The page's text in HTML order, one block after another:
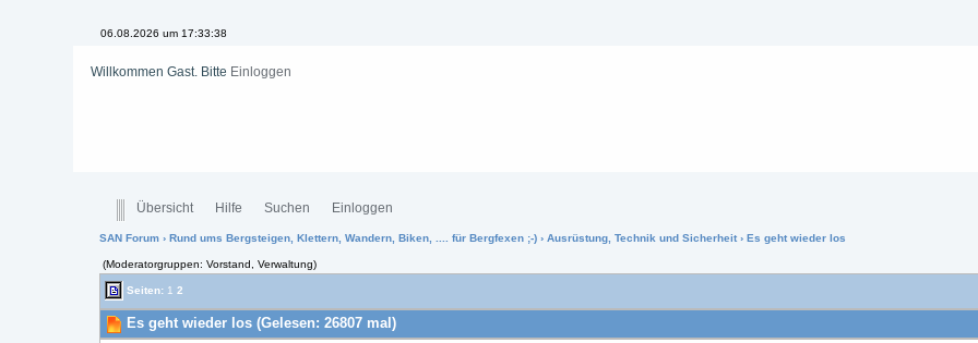
06.08.2026 um 17:33:39
Willkommen Gast. Bitte Einloggen
Übersicht Hilfe Suchen Einloggen
SAN Forum ›Rund ums Bergsteigen, Klettern, Wandern, Biken, .... für Bergfexen ;-) ›Ausrüstung, Technik und Sicherheit › Es geht wieder los
(Moderatorgruppen: Vorstand, Verwaltung)
Seiten: 1 2
Es geht wieder los (Gelesen: 26807 mal)